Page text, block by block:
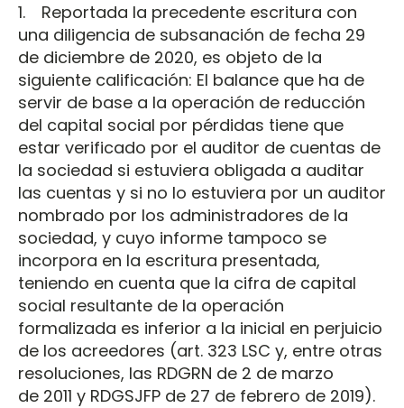
1. Reportada la precedente escritura con
una diligencia de subsanación de fecha 29
de diciembre de 2020, es objeto de la
siguiente calificación: El balance que ha de
servir de base a la operación de reducción
del capital social por pérdidas tiene que
estar verificado por el auditor de cuentas de
la sociedad si estuviera obligada a auditar
las cuentas y si no lo estuviera por un auditor
nombrado por los administradores de la
sociedad, y cuyo informe tampoco se
incorpora en la escritura presentada,
teniendo en cuenta que la cifra de capital
social resultante de la operación
formalizada es inferior a la inicial en perjuicio
de los acreedores (art. 323 LSC y, entre otras
resoluciones, las RDGRN de 2 de marzo
de 2011 y RDGSJFP de 27 de febrero de 2019).